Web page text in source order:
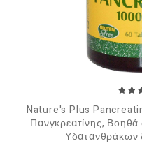
Nature's Plus
Πανγκρεατίνης,
Υδατανθράκων